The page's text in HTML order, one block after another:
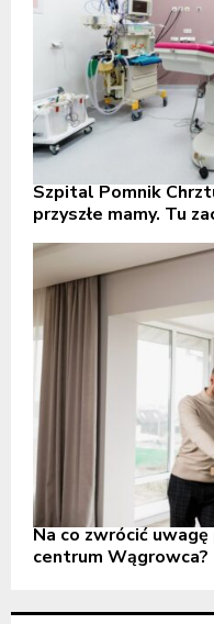
Szpital Pomnik
przyszłe mamy. Tu
Na co zwrócić
centrum Wągrowca?